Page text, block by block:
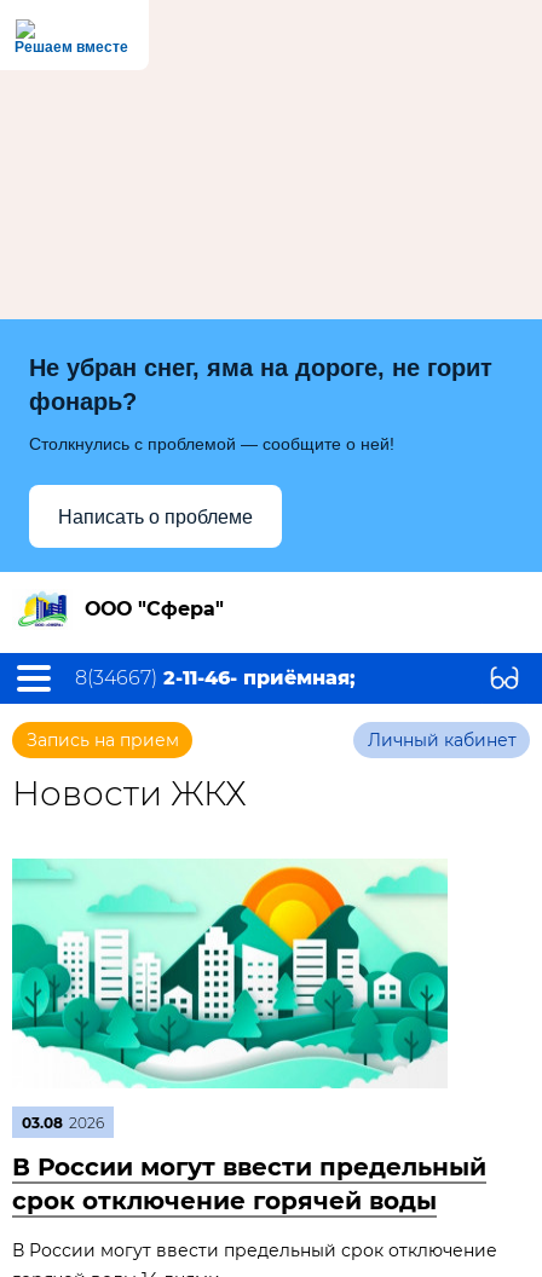
Решаем вместе
Не убран снег, яма на дороге, не горит
фонарь?
Столкнулись с проблемой — сообщите о ней!
Написать о проблеме
ООО "Сфера"
8(34667) 2-11-46- приёмная;
Запись на прием Личный кабинет
Новости ЖКХ
03.08 2026
В России могут ввести предельный
срок отключение горячей воды
В России могут ввести предельный срок отключение